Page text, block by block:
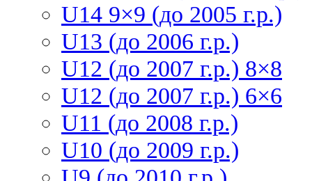
U14 9×9 (до 2005 г.р.)
U13 (до 2006 г.р.)
U12 (до 2007 г.р.) 8×8
U12 (до 2007 г.р.) 6×6
U11 (до 2008 г.р.)
U10 (до 2009 г.р.)